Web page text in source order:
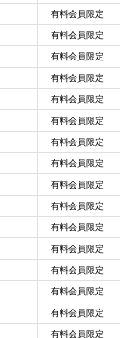
有料会員限定
有料会員限定
有料会員限定
有料会員限定
有料会員限定
有料会員限定
有料会員限定
有料会員限定
有料会員限定
有料会員限定
有料会員限定
有料会員限定
有料会員限定
有料会員限定
有料会員限定
有料会員限定